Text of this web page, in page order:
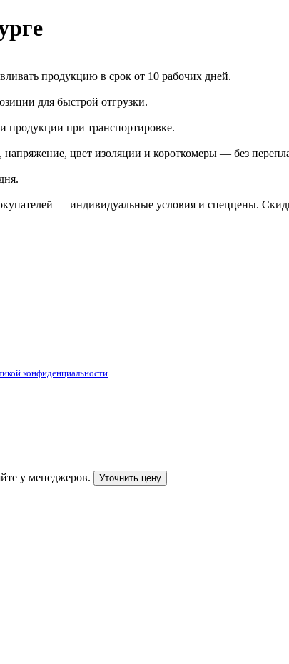
продукцию в срок от 10 рабочих дней.
для быстрой отгрузки.
продукции при транспортировке.
цвет изоляции и короткомеры — без
— индивидуальные условия и спеццены.
конфиденциальности
у менеджеров.
Уточнить цену